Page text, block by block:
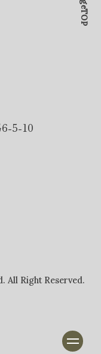
6-5-10
All Right Reserved.
PageTOP